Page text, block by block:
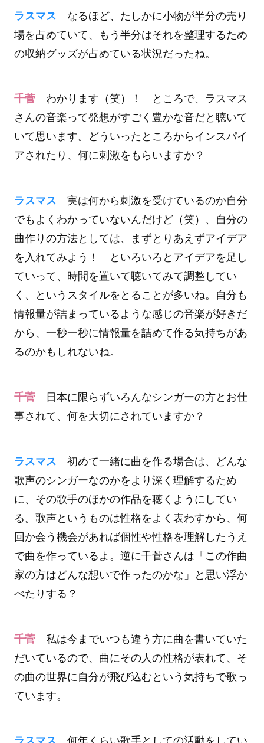
ラスマス なるほど、たしかに小物が半分の売り
場を占めていて、もう半分はそれを整理するため
の収納グッズが占めている状況だったね。
千菅わかります（笑）！ ところで、ラスマス
さんの音楽って発想がすごく豊かな音だと聴いて
いて思います。どういったところからインスパイ
アされたり、何に刺激をもらいますか？
ラスマス 実は何から刺激を受けているのか自分
でもよくわかっていないんだけど（笑）、自分の
曲作りの方法としては、まずとりあえずアイデア
を入れてみよう！ といろいろとアイデアを足し
ていって、時間を置いて聴いてみて調整してい
く、というスタイルをとることが多いね。自分も
情報量が詰まっているような感じの音楽が好きだ
から、一秒一秒に情報量を詰めて作る気持ちがあ
るのかもしれないね。
千菅日本に限らずいろんなシンガーの方とお仕
事されて、何を大切にされていますか？
ラスマス 初めて一緒に曲を作る場合は、どんな
歌声のシンガーなのかをより深く理解するため
に、その歌手のほかの作品を聴くようにしてい
る。歌声というものは性格をよく表わすから、何
回か会う機会があれば個性や性格を理解したうえ
で曲を作っているよ。逆に千菅さんは「この作曲
家の方はどんな想いで作ったのかな」と思い浮か
べたりする？
千菅私は今までいつも違う方に曲を書いていた
だいているので、曲にその人の性格が表れて、そ
の曲の世界に自分が飛び込むという気持ちで歌っ
ています。